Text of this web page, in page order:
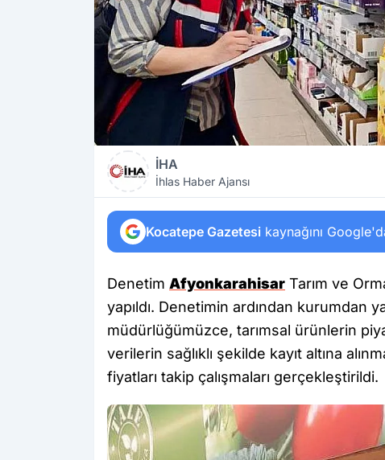
İHA
İhlas Haber Ajansı
Kocatepe Gazetesi kaynağını
Denetim Afyonkarahisar Tarım ve
yapıldı. Denetimin ardından kurumdan
müdürlüğümüzce, tarımsal ürünlerin
verilerin sağlıklı şekilde kayıt altına
fiyatları takip çalışmaları gerçekleştirildi.